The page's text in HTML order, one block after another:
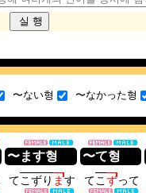
〜ない형 〜なかった형
〜ます형 〜て형
てこ ずり ます てこ ずって